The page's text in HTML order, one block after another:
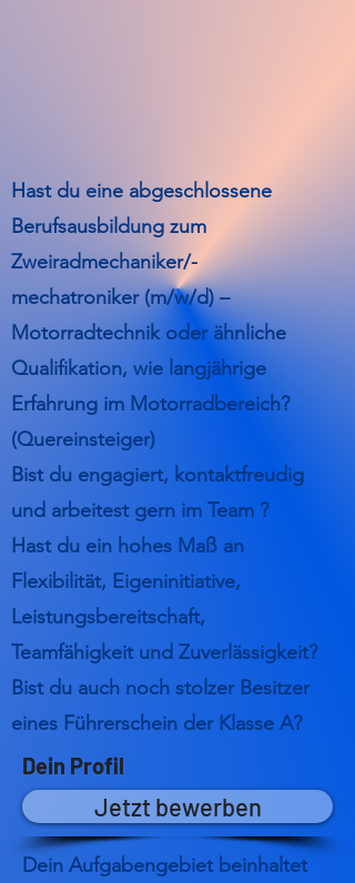
Hast du eine abgeschlossene
Berufsausbildung zum
Zweiradmechaniker/-
mechatroniker (m/w/d) –
Motorradtechnik oder ähnliche
Qualifikation, wie langjährige
Erfahrung im Motorradbereich?
(Quereinsteiger)
Bist du engagiert, kontaktfreudig
und arbeitest gern im Team ?
Hast du ein hohes Maß an
Flexibilität, Eigeninitiative,
Leistungsbereitschaft,
Teamfähigkeit und Zuverlässigkeit?
Bist du auch noch stolzer Besitzer
eines Führerschein der Klasse A?
Dein Profil
Jetzt bewerben
Dein Aufgabengebiet beinhaltet